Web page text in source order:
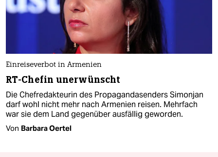
Einreiseverbot in Armenien
RT-Chefin unerwünscht
Die Chefredakteurin des Propagandasenders Simonjan
darf wohl nicht mehr nach Armenien reisen. Mehrfach
war sie dem Land gegenüber ausfällig geworden.
Von Barbara Oertel